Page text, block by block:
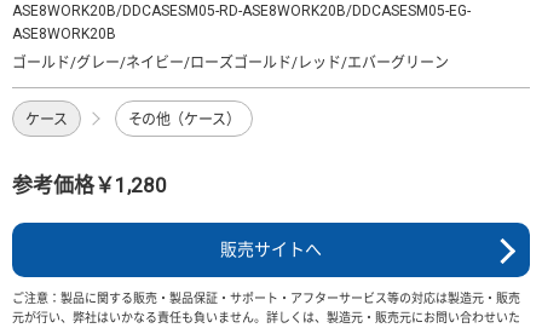
ASE8WORK20B/DDCASESM05-RD-ASE8WORK20B/DDCASESM05-EG-
ASE8WORK20B
ゴールド/グレー/ネイビー/ローズゴールド/レッド/エバーグリーン
ケース その他（ケース）
参考価格￥1,280
販売サイトへ
ご注意：製品に関する販売・製品保証・サポート・アフターサービス等の対応は製造元・販売
元が行い、弊社はいかなる責任も負いません。詳しくは、製造元・販売元にお問い合わせいた